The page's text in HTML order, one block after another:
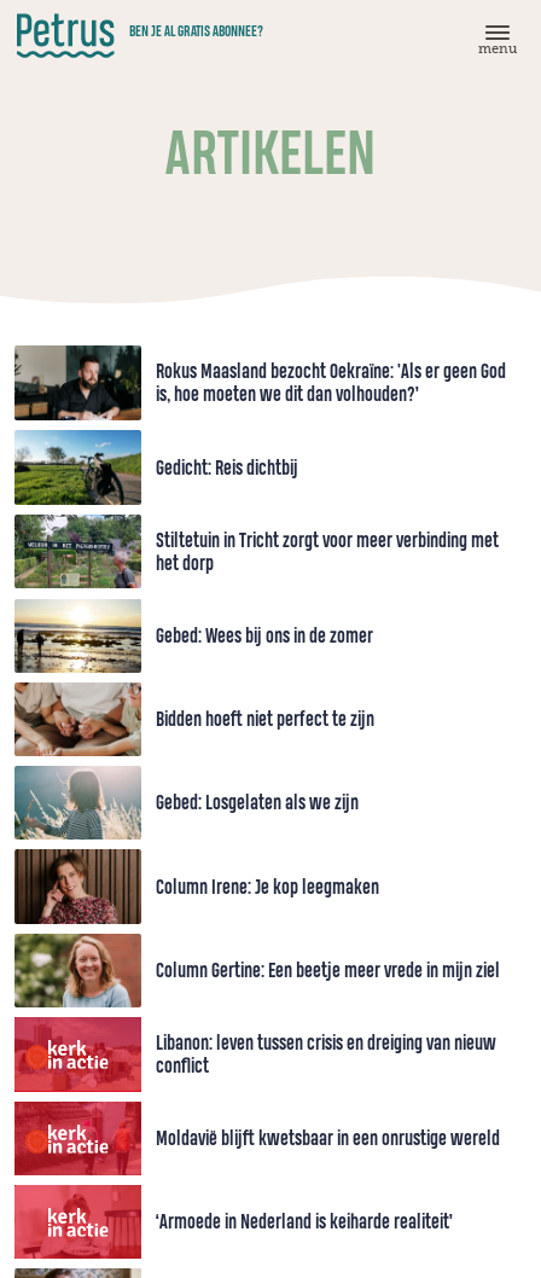
Doorgaan
naar
hoofdinhoud
BEN JE AL GRATIS ABONNEE?
menu
ARTIKELEN
Rokus Maasland bezocht Oekraïne: 'Als er geen God
is, hoe moeten we dit dan volhouden?’
Gedicht: Reis dichtbij
Stiltetuin in Tricht zorgt voor meer verbinding met
het dorp
Gebed: Wees bij ons in de zomer
Bidden hoeft niet perfect te zijn
Gebed: Losgelaten als we zijn
Column Irene: Je kop leegmaken
Column Gertine: Een beetje meer vrede in mijn ziel
Libanon: leven tussen crisis en dreiging van nieuw
conflict
Moldavië blijft kwetsbaar in een onrustige wereld
‘Armoede in Nederland is keiharde realiteit’